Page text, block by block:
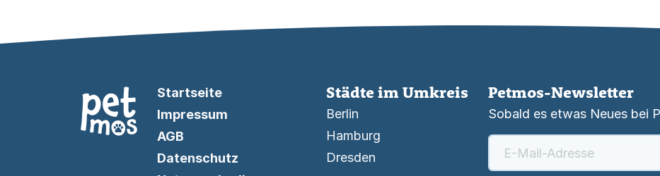
Startseite
Impressum
AGB
Datenschutz
Städte im Umkreis
Berlin
Hamburg
Dresden
Petmos-Newsletter
Sobald es etwas Neues bei